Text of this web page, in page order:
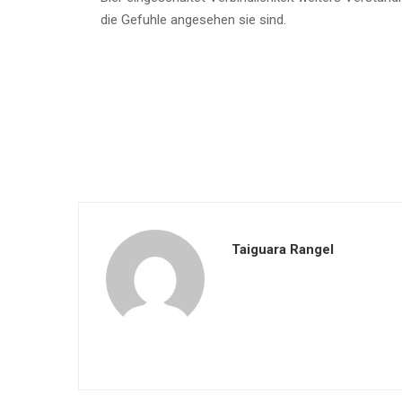
die Gefuhle angesehen sie sind.
Taiguara Rangel